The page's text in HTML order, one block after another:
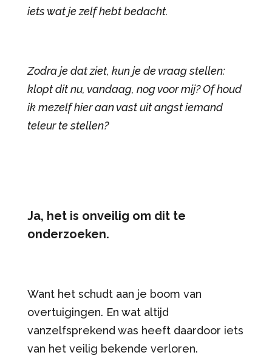
iets wat je zelf hebt bedacht.
Zodra je dat ziet, kun je de vraag stellen:
klopt dit nu, vandaag, nog voor mij? Of houd
ik mezelf hier aan vast uit angst iemand
teleur te stellen?
Ja, het is onveilig om dit te
onderzoeken.
Want het schudt aan je boom van
overtuigingen. En wat altijd
vanzelfsprekend was heeft daardoor iets
van het veilig bekende verloren.